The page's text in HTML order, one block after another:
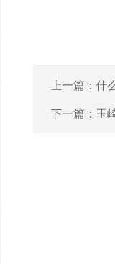
上一篇： 什
下一篇： 玉